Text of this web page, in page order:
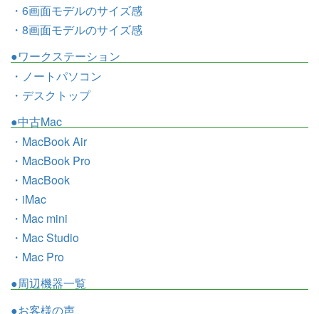
・6画面モデルのサイズ感
・8画面モデルのサイズ感
●ワークステーション
・ノートパソコン
・デスクトップ
●中古Mac
・MacBook Air
・MacBook Pro
・MacBook
・iMac
・Mac mini
・Mac Studio
・Mac Pro
●周辺機器一覧
●お客様の声